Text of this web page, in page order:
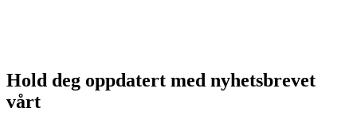
Hold deg oppdatert med nyhetsbrevet
vårt